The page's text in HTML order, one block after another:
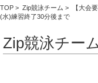
TOP > Zip競泳チーム > 【大会
(水)練習終了30分後まで
Zip競泳チー